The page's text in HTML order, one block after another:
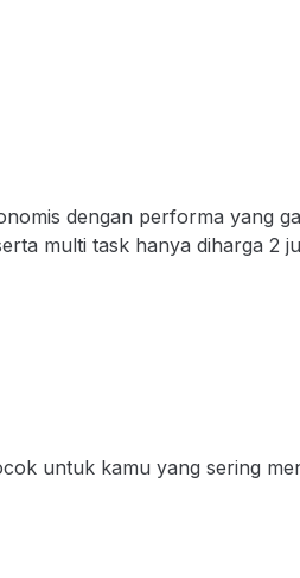
dengan performa yang
multi task hanya diharga 2
untuk kamu yang sering